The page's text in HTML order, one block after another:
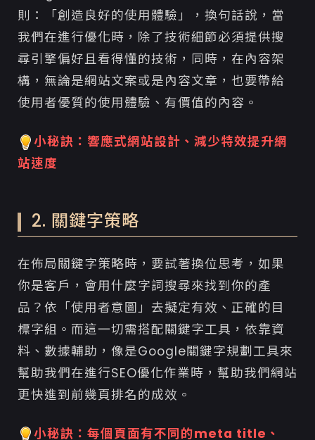
則：「創造良好的使用體驗」，換句話說，當
我們在進行優化時，除了技術細節必須提供搜
尋引擎偏好且看得懂的技術，同時，在內容架
構，無論是網站文案或是內容文章，也要帶給
使用者優質的使用體驗、有價值的內容。
小秘訣：響應式網站設計、減少特效提升網
站速度
2. 關鍵字策略
在佈局關鍵字策略時，要試著換位思考，如果
你是客戶，會用什麼字詞搜尋來找到你的產
品？依「使用者意圖」去擬定有效、正確的目
標字組。而這一切需搭配關鍵字工具，依靠資
料、數據輔助，像是Google關鍵字規劃工具來
幫助我們在進行SEO優化作業時，幫助我們網站
更快進到前幾頁排名的成效。
小秘訣：每個頁面有不同的meta title、